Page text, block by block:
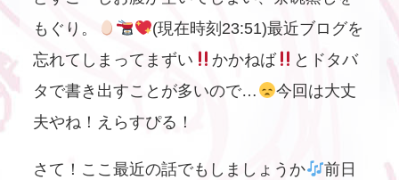
もぐり。
(現在時刻23:51)最近ブログを
忘れてしまってまずい
かかねば
とドタバ
タで書き出すことが多いので…
今回は大丈
夫やね！えらすぴる！
さて！ここ最近の話でもしましょうか
前日